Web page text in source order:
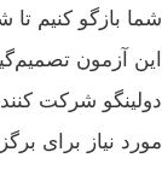
بازگو کنیم تا
آزمون
شرکت کنند
نیاز برای